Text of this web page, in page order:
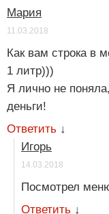
Мария
11.03.2018
Как вам строка в
1 литр)))
Я лично не
деньги!
Ответить ↓
Игорь
14.03.2018
Посмотрел
Ответить ↓